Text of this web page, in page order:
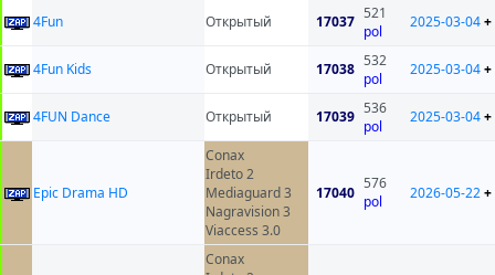
4Fun Открытый 17037 521
pol
2025-03-04+
4Fun Kids Открытый 17038 532
pol
2025-03-04+
4FUN Dance Открытый 17039 536
pol
2025-03-04+
Epic Drama HD
Conax
Irdeto 2
Mediaguard 3
Nagravision 3
Viaccess 3.0
17040
576
pol
2026-05-22+
Conax